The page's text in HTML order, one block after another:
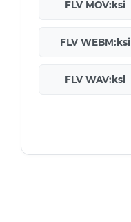
FLV MOV:ksi
FLV WEBM:ksi
FLV WAV:ksi